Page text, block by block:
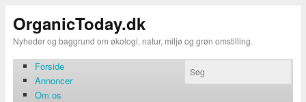
OrganicToday.dk
Nyheder og baggrund om økologi, natur, miljø og grøn omstilling.
Forside
Annoncer
Om os